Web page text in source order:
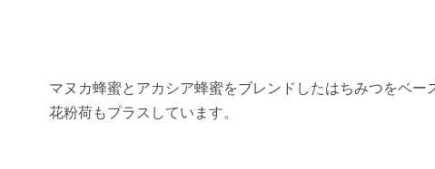
マヌカ蜂蜜とアカシア蜂蜜をブレンドしたはちみつをベ
花粉荷もプラスしています。